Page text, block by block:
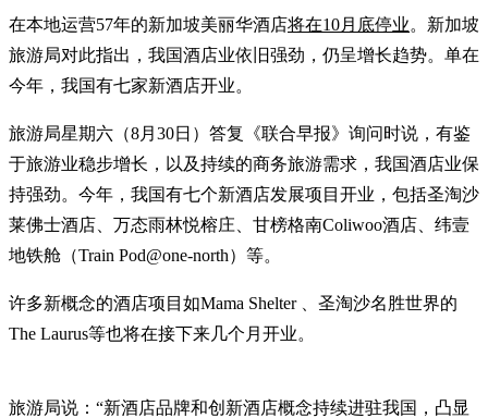
在本地运营57年的新加坡美丽华酒店将在10月底停业。新加坡
旅游局对此指出，我国酒店业依旧强劲，仍呈增长趋势。单在
今年，我国有七家新酒店开业。
旅游局星期六（8月30日）答复《联合早报》询问时说，有鉴
于旅游业稳步增长，以及持续的商务旅游需求，我国酒店业保
持强劲。今年，我国有七个新酒店发展项目开业，包括圣淘沙
莱佛士酒店、万态雨林悦榕庄、甘榜格南Coliwoo酒店、纬壹
地铁舱（Train Pod@one-north）等。
许多新概念的酒店项目如Mama Shelter 、圣淘沙名胜世界的
The Laurus等也将在接下来几个月开业。
旅游局说：“新酒店品牌和创新酒店概念持续进驻我国，凸显